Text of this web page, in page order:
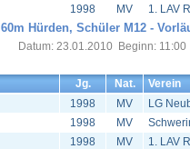
1998 MV 1. LAV
60m Hürden, Schüler M12 -
Datum: 23.01.2010 Beginn: 11:00
Jg. Nat.
Verein
1998 MV
LG
1998 MV
1998 MV
1. LAV